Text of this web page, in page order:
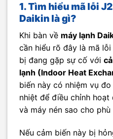
1. Tìm hiểu mã lỗi
Daikin là gì?
Khi bàn về máy lạnh
cần hiểu rõ đây là mã
bị đang gặp sự cố với
lạnh (Indoor Heat
biến này có nhiệm vụ
nhiệt để điều chỉnh
và máy nén sao cho phù
Nếu cảm biến này bị